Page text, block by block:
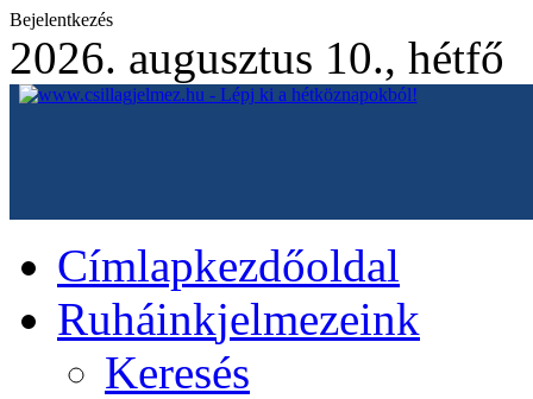
Bejelentkezés
2026. augusztus 10., hétfő
Címlapkezdőoldal
Ruháinkjelmezeink
Keresés